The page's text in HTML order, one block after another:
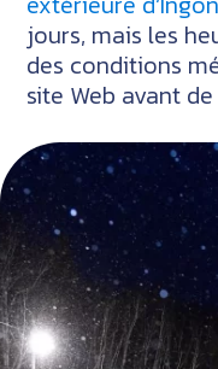
jours, mais les
des conditions
site Web avant